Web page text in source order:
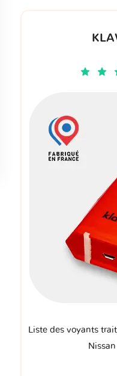
Liste des voyants